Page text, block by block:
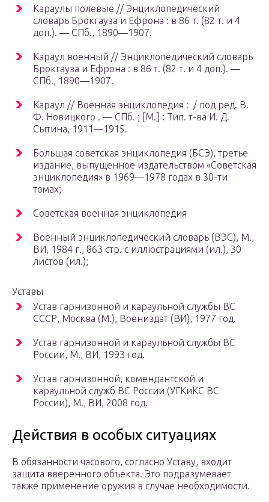
Караулы полевые // Энциклопедический
словарь Брокгауза и Ефрона : в 86 т. (82 т. и 4
доп.). — СПб., 1890—1907.
Караул военный // Энциклопедический словарь
Брокгауза и Ефрона : в 86 т. (82 т. и 4 доп.). —
СПб., 1890—1907.
Караул // Военная энциклопедия : / под ред. В.
Ф. Новицкого . — СПб. ; [ М. ] : Тип. т-ва И. Д.
Сытина, 1911—1915.
Большая советская энциклопедия (БСЭ), третье
издание, выпущенное издательством «Советская
энциклопедия» в 1969—1978 годах в 30-ти
томах;
Советская военная энциклопедия
Военный энциклопедический словарь (ВЭС), М.,
ВИ, 1984 г., 863 стр. с иллюстрациями (ил.), 30
листов (ил.);
Уставы
Устав гарнизонной и караульной службы ВС
СССР, Москва (М.), Воениздат (ВИ), 1977 год.
Устав гарнизонной и караульной службы ВС
России, М., ВИ, 1993 год.
Устав гарнизонной, комендантской и
караульной служб ВС России (УГКиКС ВС
России), М., ВИ, 2008 год.
Действия в особых ситуациях
В обязанности часового, согласно Уставу, входит
защита вверенного объекта. Это подразумевает
также применение оружия в случае необходимости.